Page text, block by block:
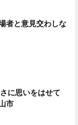
と意見交わしな
に思いをはせて
市